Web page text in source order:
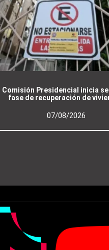
Comisión Presidencial inicia
fase de recuperación de
07/08/2026